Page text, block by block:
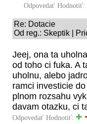
Odpovedať Hodnotiť:
Re: Dotacie
Od reg.: Skeptik |
Jeej, ona ta
od toho ci fuka. A
uholnu, alebo
ramci investicie
plnom rozsahu
davam otazku, ci
Odpovedať Hodnotiť: